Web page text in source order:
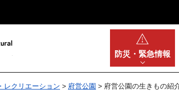
防災・ 緊急情報
レクリエーション > 府営公園 > 府営公園の生きもの紹